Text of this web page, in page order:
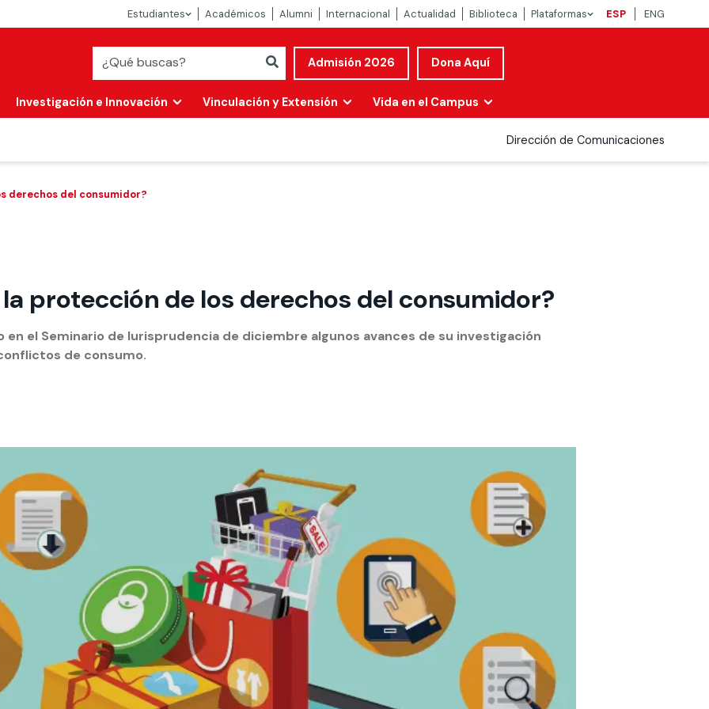
Estudiantes Académicos Alumni Internacional Actualidad Biblioteca Plataformas ESP ENG
Admisión 2026 Dona Aquí
Investigación e Innovación Vinculación y Extensión Vida en el Campus
Dirección de Comunicaciones
derechos del consumidor?
protección de los derechos del consumidor?
en el Seminario de Iurisprudencia de diciembre algunos avances de su investigación
de consumo.